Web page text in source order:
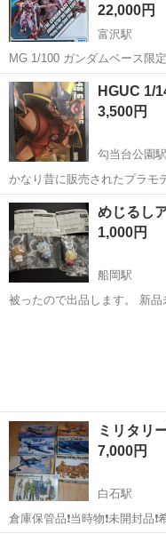
22,000円
富沢駅
MG 1/100 ガンダムベース限
ライトユニット メッキフレ
VSASTRAY 韓国のガンダムベースで購入しました。 2枚目の写真のよ
うに封...
宮城 仙台市 富沢駅
HGUC 1/
3,500円
勾当台公園駅
かなり昔に販売されたプラモデルになります
ります。 直接、自分の自宅でお渡しになります。 場所は宮城県柴田郡
柴田町槻木になります。
宮城 仙台市 勾当台公
めじるし
1,000円
船岡駅
被ったので出品します。 新品
ミリタリ
7,000円
白石駅
倉庫保管品❗当時物❗未開封品❗希少価値❗ 年数なりの、